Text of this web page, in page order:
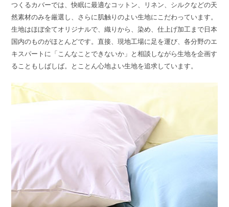
つくるカバーでは、快眠に最適なコットン、リネン、シルクなどの天
然素材のみを厳選し、さらに肌触りのよい生地にこだわっています。
生地はほぼ全てオリジナルで、織りから、染め、仕上げ加工まで日本
国内のものがほとんどです。直接、現地工場に足を運び、各分野のエ
キスパートに「こんなことできないか」と相談しながら生地を企画す
ることもしばしば。とことん心地よい生地を追求しています。